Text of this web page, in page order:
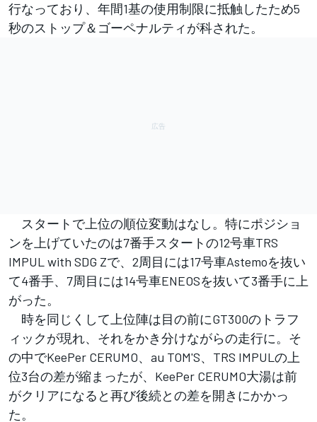
行なっており、年間1基の使用制限に抵触したため5
秒のストップ＆ゴーペナルティが科された。
スタートで上位の順位変動はなし。特にポジショ
ンを上げていたのは7番手スタートの12号車TRS
IMPUL with SDG Zで、2周目には17号車Astemoを抜い
て4番手、7周目には14号車ENEOSを抜いて3番手に上
がった。
時を同じくして上位陣は目の前にGT300のトラフ
ィックが現れ、それをかき分けながらの走行に。そ
の中でKeePer CERUMO、au TOM'S、TRS IMPULの上
位3台の差が縮まったが、KeePer CERUMO大湯は前
がクリアになると再び後続との差を開きにかかっ
た。